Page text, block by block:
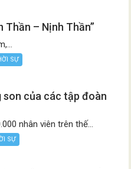
Thần – Nịnh Thần”
SỰ
son của các tập đoàn
nhân viên trên thế...
SỰ